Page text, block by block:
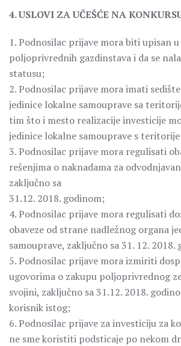
4. USLOVI ZA UČEŠĆE NA
1. Podnosilac prijave mora biti upisan
poljoprivrednih gazdinstava i da se
statusu;
2. Podnosilac prijave mora imati
jedinice lokalne samouprave sa
tim što i mesto realizacije investicije
jedinice lokalne samouprave s
3. Podnosilac prijave mora regulisati
rešenjima o naknadama za
zaključno sa
31.12. 2018. godinom;
4. Podnosilac prijave mora regulisati
obaveze od strane nadležnog organa
samouprave, zaključno sa 31. 12. 2018.
5. Podnosilac prijave mora izmiriti
ugovorima o zakupu poljoprivrednog
svojini, zaključno sa 31.12. 2018.
korisnik istog;
6. Podnosilac prijave za investiciju za
ne sme koristiti podsticaje po nekom